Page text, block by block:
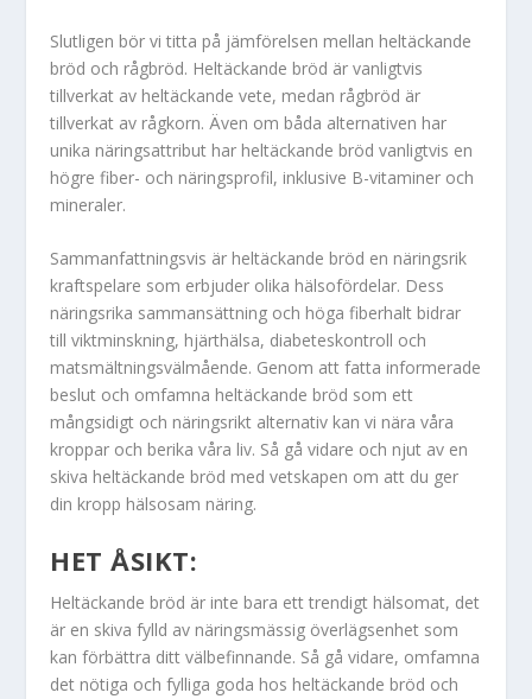
Slutligen bör vi titta på jämförelsen mellan heltäckande
bröd och rågbröd. Heltäckande bröd är vanligtvis
tillverkat av heltäckande vete, medan rågbröd är
tillverkat av rågkorn. Även om båda alternativen har
unika näringsattribut har heltäckande bröd vanligtvis en
högre fiber- och näringsprofil, inklusive B-vitaminer och
mineraler.
Sammanfattningsvis är heltäckande bröd en näringsrik
kraftspelare som erbjuder olika hälsofördelar. Dess
näringsrika sammansättning och höga fiberhalt bidrar
till viktminskning, hjärthälsa, diabeteskontroll och
matsmältningsvälmående. Genom att fatta informerade
beslut och omfamna heltäckande bröd som ett
mångsidigt och näringsrikt alternativ kan vi nära våra
kroppar och berika våra liv. Så gå vidare och njut av en
skiva heltäckande bröd med vetskapen om att du ger
din kropp hälsosam näring.
HET ÅSIKT:
Heltäckande bröd är inte bara ett trendigt hälsomat, det
är en skiva fylld av näringsmässig överlägsenhet som
kan förbättra ditt välbefinnande. Så gå vidare, omfamna
det nötiga och fylliga goda hos heltäckande bröd och